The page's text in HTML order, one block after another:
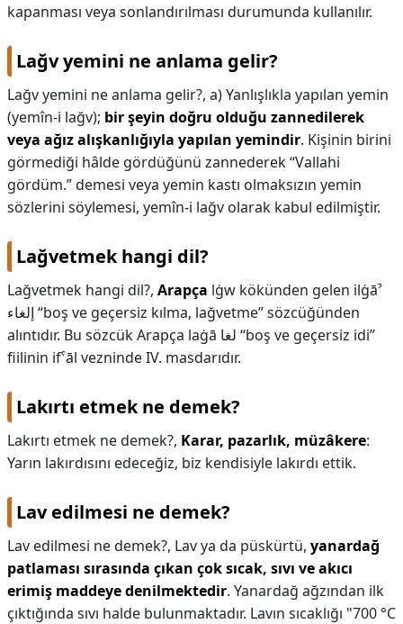
kapanması veya sonlandırılması durumunda kullanılır.
Lağv yemini ne anlama gelir?
Lağv yemini ne anlama gelir?, a) Yanlışlıkla yapılan yemin
(yemîn-i lağv); bir şeyin doğru olduğu zannedilerek
veya ağız alışkanlığıyla yapılan yemindir. Kişinin birini
görmediği hâlde gördüğünü zannederek “Vallahi
gördüm.” demesi veya yemin kastı olmaksızın yemin
sözlerini söylemesi, yemîn-i lağv olarak kabul edilmiştir.
Lağvetmek hangi dil?
Lağvetmek hangi dil?, Arapça lġw kökünden gelen ilġāˀ
إلغاء “boş ve geçersiz kılma, lağvetme” sözcüğünden
alıntıdır. Bu sözcük Arapça laġā لغا “boş ve geçersiz idi”
fiilinin ifˁāl vezninde IV. masdarıdır.
Lakırtı etmek ne demek?
Lakırtı etmek ne demek?, Karar, pazarlık, müzâkere:
Yarın lakırdısını edeceğiz, biz kendisiyle lakırdı ettik.
Lav edilmesi ne demek?
Lav edilmesi ne demek?, Lav ya da püskürtü, yanardağ
patlaması sırasında çıkan çok sıcak, sıvı ve akıcı
erimiş maddeye denilmektedir. Yanardağ ağzından ilk
çıktığında sıvı halde bulunmaktadır. Lavın sıcaklığı "700 °C